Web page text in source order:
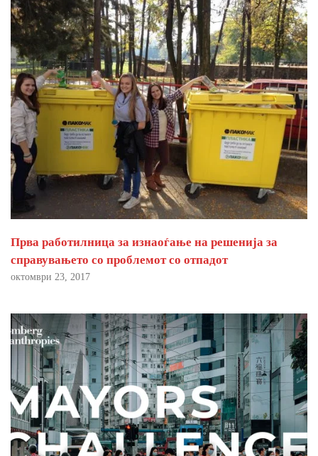
Прва работилница за изнаоѓање на решенија за
справувањето со проблемот со отпадот
октомври 23, 2017